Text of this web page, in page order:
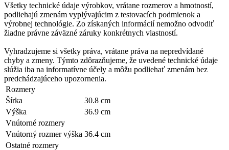
Všetky technické údaje výrobkov, vrátane rozmerov a hmotností,
podliehajú zmenám vyplývajúcim z testovacích podmienok a
výrobnej technológie. Zo získaných informácií nemožno odvodiť
žiadne právne záväzné záruky konkrétnych vlastností.
Vyhradzujeme si všetky práva, vrátane práva na nepredvídané
chyby a zmeny. Týmto zdôrazňujeme, že uvedené technické údaje
slúžia iba na informatívne účely a môžu podliehať zmenám bez
predchádzajúceho upozornenia.
Rozmery
Šírka
30.8 cm
Výška
36.9 cm
Vnútorné rozmery
Vnútorný rozmer výška 36.4 cm
Ostatné rozmery